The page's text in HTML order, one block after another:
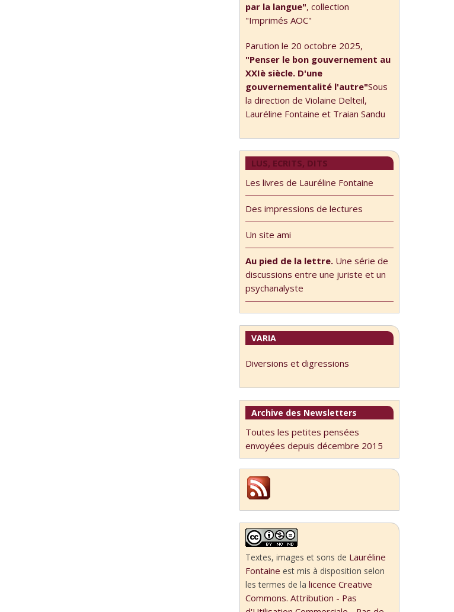
par la langue", collection
"Imprimés AOC"
Parution le 20 octobre 2025,
"Penser le bon gouvernement au
XXIè siècle. D'une
gouvernementalité l'autre"Sous
la direction de Violaine Delteil,
Lauréline Fontaine et Traian Sandu
LUS, ECRITS, DITS
Les livres de Lauréline Fontaine
Des impressions de lectures
Un site ami
Au pied de la lettre. Une série de
discussions entre une juriste et un
psychanalyste
VARIA
Diversions et digressions
Archive des Newsletters
Toutes les petites pensées
envoyées depuis décembre 2015
Textes, images et sons de Lauréline
Fontaine est mis à disposition selon
les termes de la licence Creative
Commons. Attribution - Pas